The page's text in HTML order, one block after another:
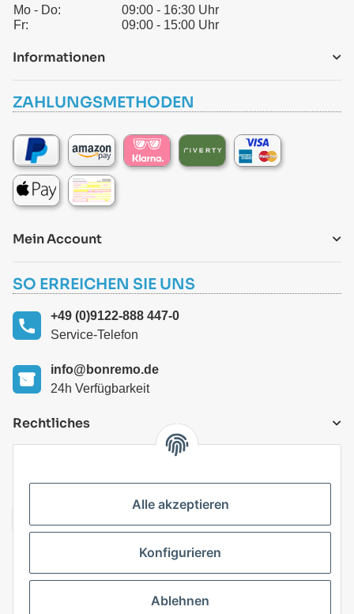
Mo - Do:
09:00 - 16:30 Uhr
Fr:
09:00 - 15:00 Uhr
Informationen
ZAHLUNGSMETHODEN
Mein Account
SO ERREICHEN SIE UNS
+49 (0)9122-888 447-0
Service-Telefon
info@bonremo.de
24h Verfügbarkeit
Rechtliches
Alle akzeptieren
Konfigurieren
Ablehnen